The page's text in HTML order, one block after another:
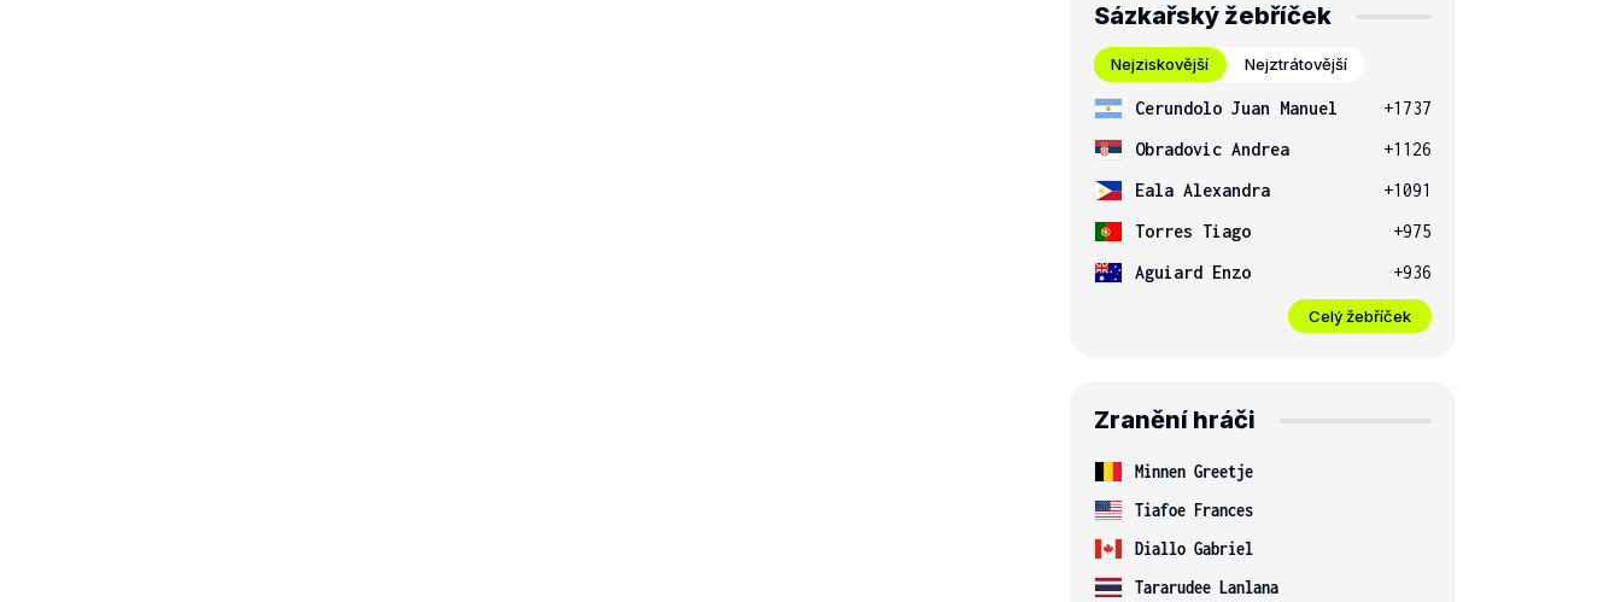
Sázkařský žebříček
Nejziskovější Nejztrátovější
Cerundolo Juan Manuel
+1737
Obradovic Andrea
+1126
Eala Alexandra
+1091
Torres Tiago
+975
Aguiard Enzo
+936
Celý žebříček
Zranění hráči
Minnen Greetje
Tiafoe Frances
Diallo Gabriel
Tararudee Lanlana